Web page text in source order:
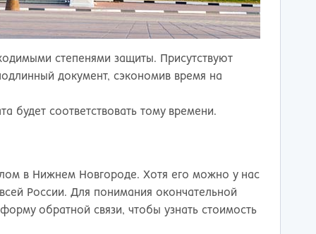
степенями защиты. Присутствуют
документ, сэкономив время на
будет соответствовать тому времени.
в Нижнем Новгороде. Хотя его можно у нас
России. Для понимания окончательной
обратной связи, чтобы узнать стоимость